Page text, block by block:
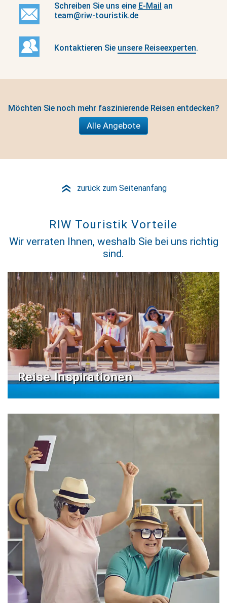
Schreiben Sie uns eine E-Mail an
team@riw-touristik.de
Kontaktieren Sie unsere Reiseexperten.
Möchten Sie noch mehr faszinierende Reisen entdecken?
Alle Angebote
» zurück zum Seitenanfang
RIW Touristik Vorteile
Wir verraten Ihnen, weshalb Sie bei uns richtig
sind.
Reise Inspirationen